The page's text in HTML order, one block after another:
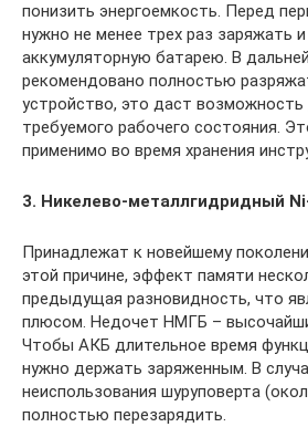
понизить энергоемкость. Перед
нужно не менее трех раз заряжать
аккумуляторную батарею. В
рекомендовано полностью
устройство, это даст
требуемого рабочего состояния.
применимо во время хранения
3. Никелево-металлгидридный
Принадлежат к новейшему
этой причине, эффект памяти
предыдущая разновидность, что
плюсом. Недочет НМГБ –
Чтобы АКБ длительное время
нужно держать заряженным. В
неиспользования шуруповерта
полностью перезарядить.